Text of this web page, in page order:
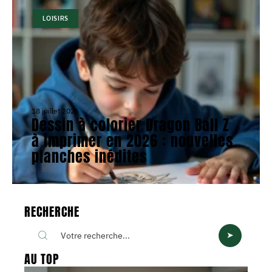
LOISIRS
18 juillet 2026
Dessin à colorier Dragon Ball Z
à imprimer en 2026 : nouvelles
planches inédites
RECHERCHE
AU TOP